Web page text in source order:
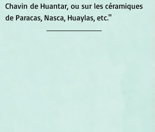
Chavin de Huantar, ou sur les céramiques
de Paracas, Nasca, Huaylas, etc."